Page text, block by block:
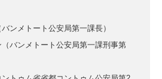
ンメトート公安局第一課長）
（バンメトート公安局第一課刑事第